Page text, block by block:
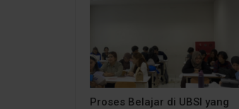
Proses Belajar di UBSI yang